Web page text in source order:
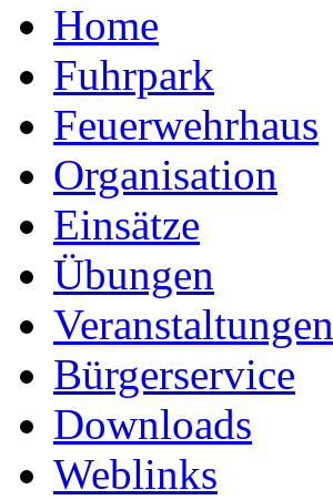
Home
Fuhrpark
Feuerwehrhaus
Organisation
Einsätze
Übungen
Veranstaltungen
Bürgerservice
Downloads
Weblinks